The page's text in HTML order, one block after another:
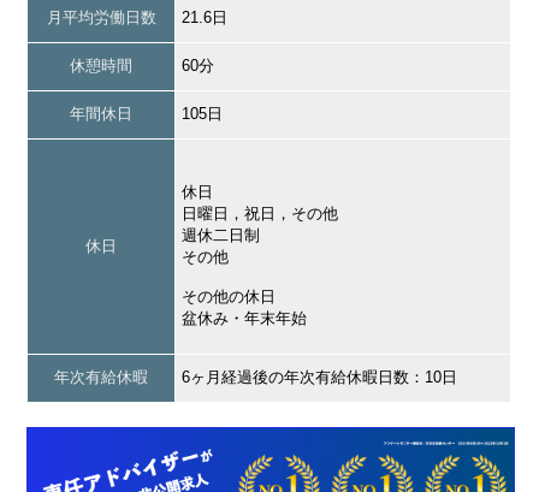
月平均労働日数 21.6日
休憩時間 60分
年間休日 105日
休日
休日
日曜日，祝日，その他
週休二日制
その他
その他の休日
盆休み・年末年始
年次有給休暇 6ヶ月経過後の年次有給休暇日数：10日